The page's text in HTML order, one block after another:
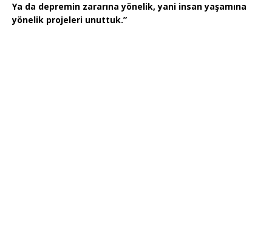
Ya da depremin zararına yönelik, yani insan yaşamına
yönelik projeleri unuttuk.”